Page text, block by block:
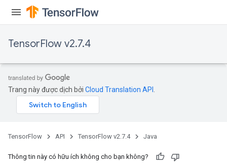
TensorFlow v2.7.4
Trang này được dịch bởi Cloud Translation API
TensorFlow API TensorFlow v2.7.4 Java
Thông tin này có hữu ích không cho bạn không?